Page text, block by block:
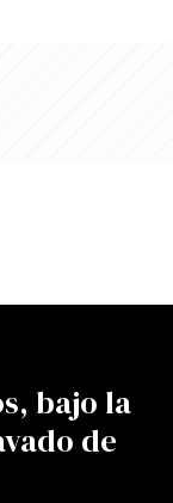
bajo la
de